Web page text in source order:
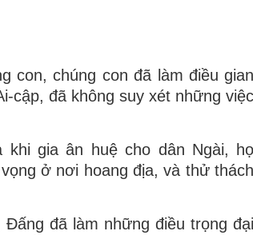
con, chúng con đã làm điều gian
cập, đã không suy xét những việc
khi gia ân huệ cho dân Ngài, họ
ở nơi hoang địa, và thử thách
đã làm những điều trọng đại